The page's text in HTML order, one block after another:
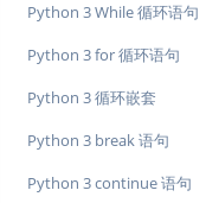
Python 3 While 循环语句
Python 3 for 循环语句
Python 3 循环嵌套
Python 3 break 语句
Python 3 continue 语句